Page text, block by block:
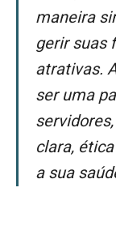
maneira
gerir suas
atrativas.
ser uma
clara,
a sua